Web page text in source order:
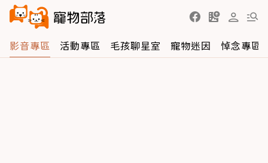
影音專區 活動專區 毛孩聊星室 寵物迷因 悼念專區